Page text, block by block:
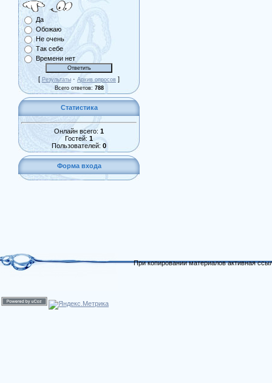
Да
Обожаю
Не очень
Так себе
Времени нет
[ Результаты · Архив опросов ]
Всего ответов: 788
Статистика
Онлайн всего: 1
Гостей: 1
Пользователей: 0
Форма входа
При копировании материалов активная